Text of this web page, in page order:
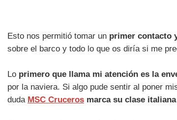
Esto nos permitió tomar un primer contacto
sobre el barco y todo lo que os diría si me
Lo primero que llama mi atención es la
por la naviera. Si algo pude sentir al poner
duda MSC Cruceros marca su clase